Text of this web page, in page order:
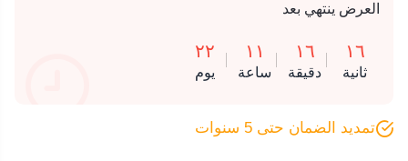
العرض ينتهي بعد
١٦
ثانية
١٦
دقيقة
١١
ساعة
٢٢
يوم
تمديد الضمان حتى 5 سنوات